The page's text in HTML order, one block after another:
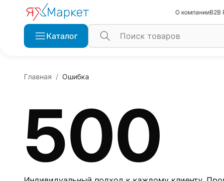
О компанииB2B
Каталог
Главная Ошибка
500